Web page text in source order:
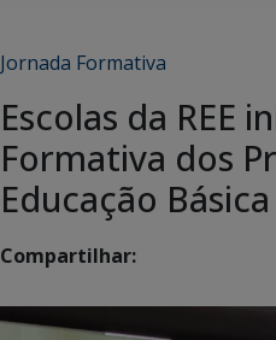
Jornada Formativa
Escolas da REE
Formativa dos
Educação
Compartilhar: